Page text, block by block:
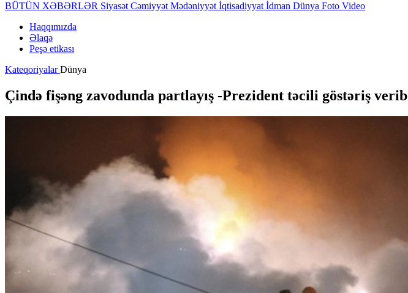
BÜTÜN XƏBƏRLƏR Siyasət Cəmiyyət Mədəniyyət İqtisadiyyat İdman Dünya Foto Video
Haqqımızda
Əlaqə
Peşə etikası
KateqoriyalarDünya
Çində fişəng zavodunda partlayış -Prezident təcili göstəriş verib